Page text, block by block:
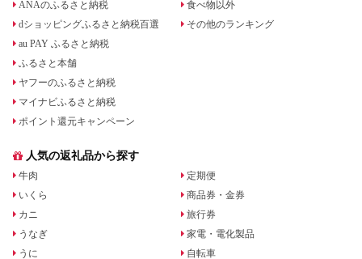
ANAのふるさと納税
dショッピングふるさと納税百選
au PAY ふるさと納税
ふるさと本舗
ヤフーのふるさと納税
マイナビふるさと納税
ポイント還元キャンペーン
食べ物以外
その他のランキング
人気の返礼品から探す
牛肉
いくら
カニ
うなぎ
うに
定期便
商品券・金券
旅行券
家電・電化製品
自転車